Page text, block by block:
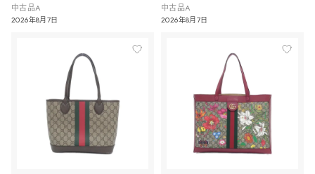
中古品A
2026年8月7日
中古品A
2026年8月7日